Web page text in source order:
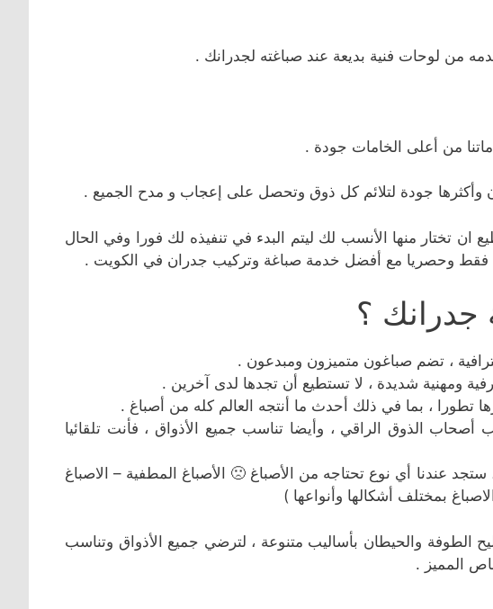
من لوحات فنية بديعة عند صباغته لجدرانك .
من أعلى الخامات جودة .
وأكثرها جودة لتلائم كل ذوق وتحصل على إعجاب و مدح الجميع .
تختار منها الأنسب لك ليتم البدء في تنفيذه لك فورا وفي الحال
فقط وحصريا مع أفضل خدمة صباغة وتركيب جدران في الكويت .
جدرانك ؟
، تضم صباغون متميزون ومبدعون .
ومهنية شديدة ، لا تستطيع أن تجدها لدى آخرين .
تطورا ، بما في ذلك أحدث ما أنتجه العالم كله من أصباغ .
الذوق الراقي ، وأيضا تناسب جميع الأذواق ، فأنت تلقائيا
، ستجد عندنا أي نوع تحتاجه من الأصباغ 🙁 الأصباغ المطفية – الاصباغ
بمختلف أشكالها وأنواعها )
الطوفة والحيطان بأساليب متنوعة ، لترضي جميع الأذواق وتناسب
المميز .